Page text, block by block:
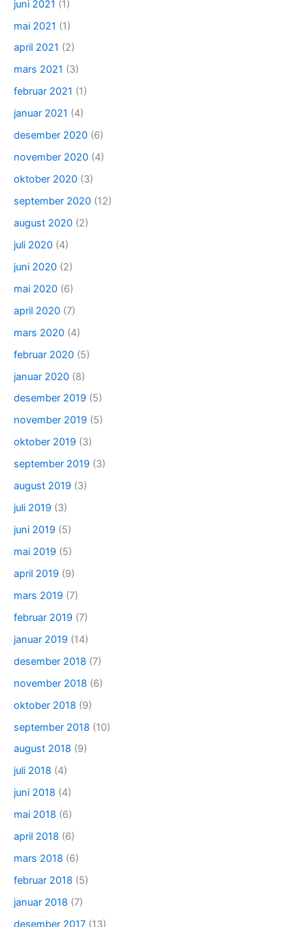
juni 2021 (1)
mai 2021 (1)
april 2021 (2)
mars 2021 (3)
februar 2021 (1)
januar 2021 (4)
desember 2020 (6)
november 2020 (4)
oktober 2020 (3)
september 2020 (12)
august 2020 (2)
juli 2020 (4)
juni 2020 (2)
mai 2020 (6)
april 2020 (7)
mars 2020 (4)
februar 2020 (5)
januar 2020 (8)
desember 2019 (5)
november 2019 (5)
oktober 2019 (3)
september 2019 (3)
august 2019 (3)
juli 2019 (3)
juni 2019 (5)
mai 2019 (5)
april 2019 (9)
mars 2019 (7)
februar 2019 (7)
januar 2019 (14)
desember 2018 (7)
november 2018 (6)
oktober 2018 (9)
september 2018 (10)
august 2018 (9)
juli 2018 (4)
juni 2018 (4)
mai 2018 (6)
april 2018 (6)
mars 2018 (6)
februar 2018 (5)
januar 2018 (7)
desember 2017 (13)